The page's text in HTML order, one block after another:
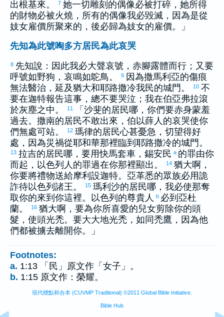
出根基來。
7 她一切雕刻的偶像必被打碎，她所得
的財物必被火燒，所有的偶像我必毀滅，因為是從
妓女雇價所聚來的，後必歸為妓女的雇價。」
先知為此號啕多方居民為此哀哭
8 先知說：因此我必大聲哀號，赤腳露體而行；又要
呼號如野狗，哀鳴如鴕鳥。
9 因為撒馬利亞的傷痕
無法醫治，延及猶大和耶路撒冷我民的城門。 10 不
要在迦特報告這事，總不要哭泣；我在伯亞弗拉滾
於灰塵之中。
11 「 沙斐的居民哪，你們要赤身蒙羞
過去。 撒南的居民不敢出來， 伯以薛 人的哀哭使你
們無處可站。
12 瑪律的居民心甚憂急，切望得好
處，因為災禍從耶和華那裡臨到 耶路撒冷的城門。
13 拉吉的居民哪，要用快馬套車， 錫安民 a 的罪由你
而起， 以色列 人的罪過在你那裡顯出。 14 猶大啊，
你要將禮物送給摩利設迦特。 亞革悉的眾族必用詭
詐待以色列 諸王。 15 瑪利沙的居民哪，我必使那奪
取你的來到你這裡。
以色列 的尊貴人 b 必到 亞杜
蘭。 16 猶大啊，要為你所喜愛的兒女剪除你的頭
髮，使頭光禿。要大大地光禿，如同禿鷹，因為他
們都被擄去離開你。」
Footnotes:
a. 1:13 「民」原文作「女子」。
b. 1:15 原文作：榮耀。
現代標點和合本 (CUVMP Traditional) ©2011 Global Bible Initiative.
Bible Hub